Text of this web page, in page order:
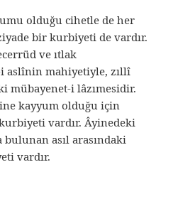
olduğu cihetle de her
bir kurbiyeti de vardır.
ve ıtlak
aslînin mahiyetiyle, zıllî
mübayenet-i lâzımesidir.
kayyum olduğu için
vardır. Âyinedeki
bulunan asıl arasındaki
vardır.